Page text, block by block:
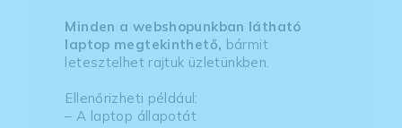
Minden a webshopunkban látható
laptop megtekinthető, bármit
letesztelhet rajtuk üzletünkben.
Ellenőrizheti például:
– A laptop állapotát